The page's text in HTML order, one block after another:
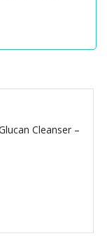
Cleanser –